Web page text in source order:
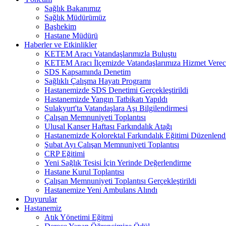
Sağlık Bakanımız
Sağlık Müdürümüz
Başhekim
Hastane Müdürü
Haberler ve Etkinlikler
KETEM Aracı Vatandaşlarımızla Buluştu
KETEM Aracı İlçemizde Vatandaşlarımıza Hizmet
SDS Kapsamında Denetim
Sağlıklı Çalışma Hayatı Programı
Hastanemizde SDS Denetimi Gerçekleştirildi
Hastanemizde Yangın Tatbikatı Yapıldı
Sulakyurt'ta Vatandaşlara Aşı Bilgilendirmesi
Çalışan Memnuniyeti Toplantısı
Ulusal Kanser Haftası Farkındalık Atağı
Hastanemizde Kolorektal Farkındalık Eğitimi
Şubat Ayı Çalışan Memnuniyeti Toplantısı
CRP Eğitimi
Yeni Sağlık Tesisi İçin Yerinde Değerlendirme
Hastane Kurul Toplantısı
Çalışan Memnuniyeti Toplantısı Gerçekleştirildi
Hastanemize Yeni Ambulans Alındı
Duyurular
Hastanemiz
Atık Yönetimi Eğitmi